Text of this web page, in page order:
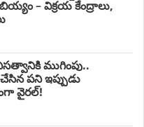
– విక్రయ కేంద్రాలు,
ముగింపు..
పని ఇప్పుడు
వైరల్!